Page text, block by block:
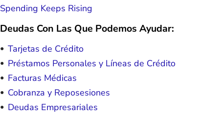
Spending Keeps Rising
Deudas Con Las Que Podemos Ayudar:
Tarjetas de Crédito
Préstamos Personales y Líneas de Crédito
Facturas Médicas
Cobranza y Reposesiones
Deudas Empresariales